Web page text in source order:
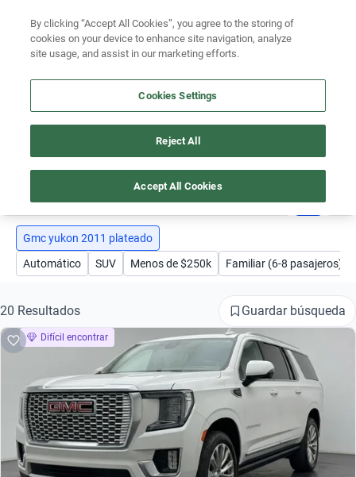
Ubicación
Encuentra el auto ideal para tu presupuesto
Simular plan a meses
AUTOS GMC YUKON 2011 PLATEADO
Busca por versión
Busca por año
Busca por marca
Busca por modelo
Busca por versión
Busca por año
Gmc yukon 2011 plateado
Automático
SUV Menos de $250k Familiar (6-8 pasajeros)
20 Resultados Guardar búsqueda
Difícil encontrar
By clicking “Accept All Cookies”, you agree to the storing of
cookies on your device to enhance site navigation, analyze
site usage, and assist in our marketing efforts.
Cookies Settings
Reject All
Accept All Cookies